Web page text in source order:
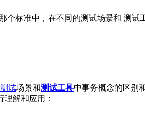
个标准中，在不同的测试场景和 测
测试场景和测试工具中事务概念的区别
解和应用：